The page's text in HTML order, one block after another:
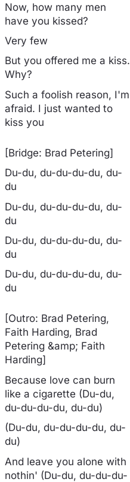
Now, how many men
have you kissed?
Very few
But you offered me a kiss.
Why?
Such a foolish reason, I'm
afraid. I just wanted to
kiss you
[Bridge: Brad Petering]
Du-du, du-du-du-du, du-
du
Du-du, du-du-du-du, du-
du
Du-du, du-du-du-du, du-
du
Du-du, du-du-du-du, du-
du
[Outro: Brad Petering,
Faith Harding, Brad
Petering &amp; Faith
Harding]
Because love can burn
like a cigarette (Du-du,
du-du-du-du, du-du)
(Du-du, du-du-du-du, du-
du)
And leave you alone with
nothin' (Du-du, du-du-du-